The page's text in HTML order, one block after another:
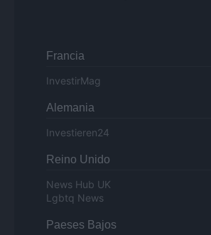
Francia
InvestirMag
Alemania
Investieren24
Reino Unido
News Hub UK
Lgbtq News
Paeses Bajos